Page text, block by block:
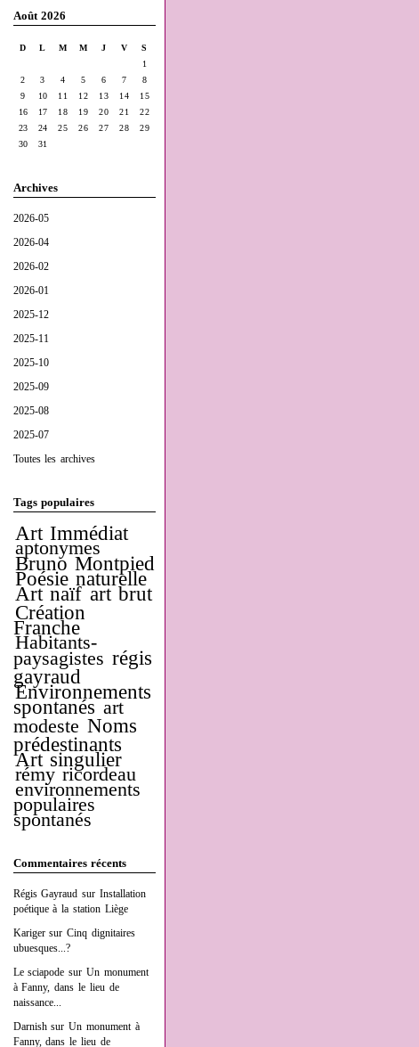
Août 2026
D L M M J V
S
1
2
3 4 5 6 7
8
9
10 11 12 13 14
15
16
17 18 19 20 21
22
23
24 25 26 27 28
29
30
31
Archives
2026-05
2026-04
2026-02
2026-01
2025-12
2025-11
2025-10
2025-09
2025-08
2025-07
Toutes les archives
Tags populaires
Art Immédiat
aptonymes
Bruno Montpied
Poésie naturelle
Art naïf art brut
Création
Franche
Habitants-
paysagistes régis
gayraud
Environnements
spontanés art
modeste Noms
prédestinants
Art singulier
rémy ricordeau
environnements
populaires
spontanés
Commentaires récents
Régis Gayraud surInstallation
poétique à la station Liège
KarigersurCinq dignitaires
ubuesques...?
Le sciapode surUn monument
à Fanny, dans le lieu de
naissance...
DarnishsurUn monument à
Fanny, dans le lieu de